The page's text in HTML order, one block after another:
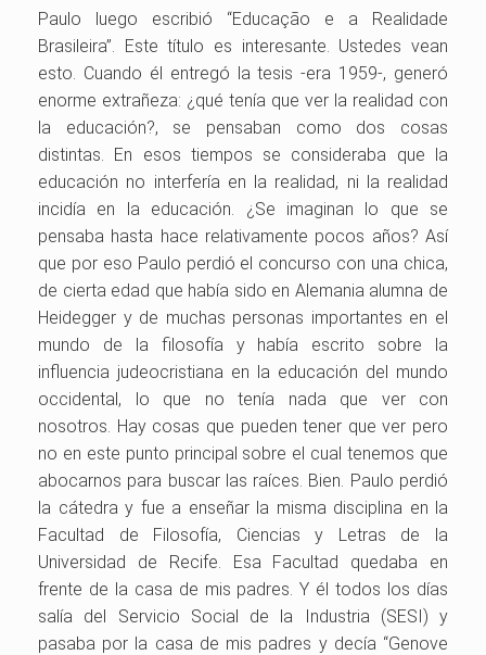
Paulo luego escribió “Educação e a Realidade
Brasileira”. Este título es interesante. Ustedes vean
esto. Cuando él entregó la tesis -era 1959-, generó
enorme extrañeza: ¿qué tenía que ver la realidad con
la educación?, se pensaban como dos cosas
distintas. En esos tiempos se consideraba que la
educación no interfería en la realidad, ni la realidad
incidía en la educación. ¿Se imaginan lo que se
pensaba hasta hace relativamente pocos años? Así
que por eso Paulo perdió el concurso con una chica,
de cierta edad que había sido en Alemania alumna de
Heidegger y de muchas personas importantes en el
mundo de la filosofía y había escrito sobre la
influencia judeocristiana en la educación del mundo
occidental, lo que no tenía nada que ver con
nosotros. Hay cosas que pueden tener que ver pero
no en este punto principal sobre el cual tenemos que
abocarnos para buscar las raíces. Bien. Paulo perdió
la cátedra y fue a enseñar la misma disciplina en la
Facultad de Filosofía, Ciencias y Letras de la
Universidad de Recife. Esa Facultad quedaba en
frente de la casa de mis padres. Y él todos los días
salía del Servicio Social de la Industria (SESI) y
pasaba por la casa de mis padres y decía “Genove